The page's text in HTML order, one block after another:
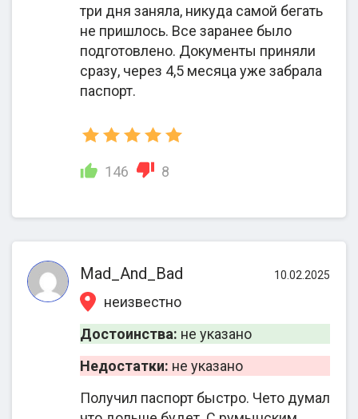
Как проходит сотрудничество с 2EU.IN
шаг за шагом
Порядок сотрудничества с 2eu.in напрямую
двустороннего договора. Все нюансы, такие как
согласовываются и прописываются в договоре.
могут выбрать удобный им формат работы —
Оформление гражданства ЕС по репатриации при
поддержке юристов на примере Румынии
выглядит так:
Проведение бесплатной консультации—
анализ родственных связей клиента, оценка
три дня заняла, никуда самой бегать
не пришлось. Все заранее было
подготовлено. Документы приняли
сразу, через 4,5 месяца уже забрала
паспорт.
146 8
10.02.2025
Mad_And_Bad
неизвестно
Достоинства: не указано
Недостатки: не указано
Получил паспорт быстро. Чето думал